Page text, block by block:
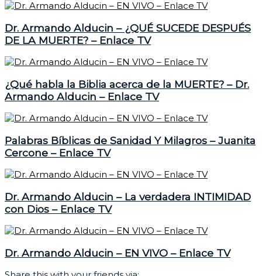
Dr. Armando Alducin – ¿QUÉ SUCEDE DESPUÉS
DE LA MUERTE? – Enlace TV
¿Qué habla la Biblia acerca de la MUERTE? – Dr.
Armando Alducin – Enlace TV
Palabras Bíblicas de Sanidad Y Milagros – Juanita
Cercone – Enlace TV
Dr. Armando Alducin – La verdadera INTIMIDAD
con Dios – Enlace TV
Dr. Armando Alducin – EN VIVO – Enlace TV